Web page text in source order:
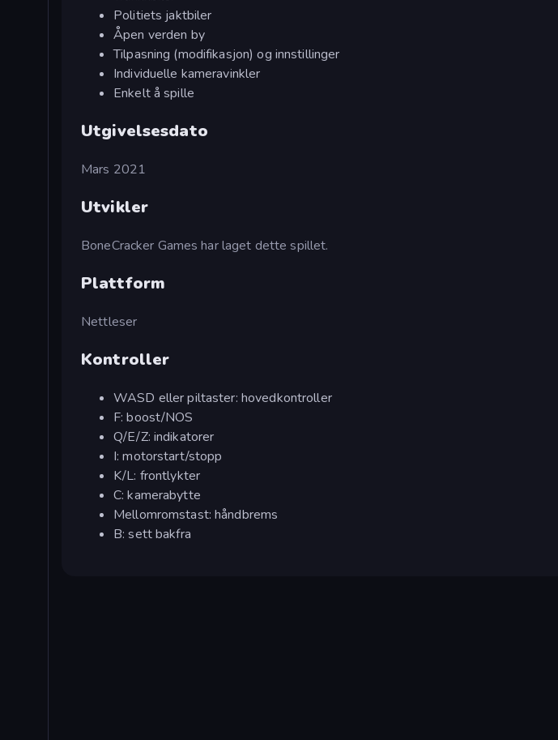
Politiets jaktbiler
Åpen verden by
Tilpasning (modifikasjon) og innstillinger
Individuelle kameravinkler
Enkelt å spille
Utgivelsesdato
Mars 2021
Utvikler
BoneCracker Games har laget dette spillet.
Plattform
Nettleser
Kontroller
WASD eller piltaster: hovedkontroller
F: boost/NOS
Q/E/Z: indikatorer
I: motorstart/stopp
K/L: frontlykter
C: kamerabytte
Mellomromstast: håndbrems
B: sett bakfra